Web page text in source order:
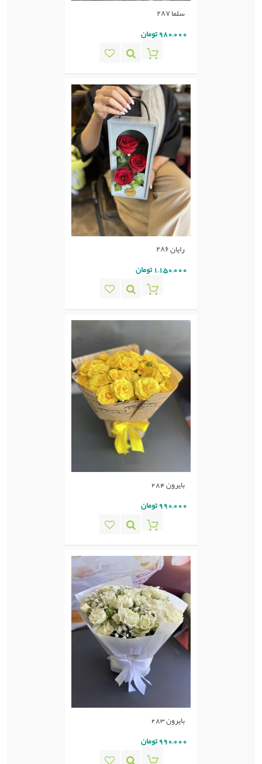
سلما ٢٨٧
980,000 تومان
رایان ٢٨۶
1,150,000 تومان
بایرون 284
990,000 تومان
بایرون 283
990,000 تومان